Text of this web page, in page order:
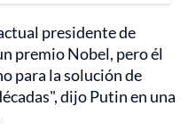
presidente de
premio Nobel, pero él
para la solución de
dijo Putin en una